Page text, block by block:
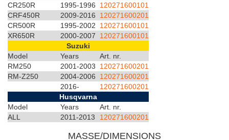
CR250R
1995-1996
120271600101
CRF450R
2009-2016
120271600201
CR500R
1995-2002
120271600101
XR650R
2000-2007
120271600101
Suzuki
Model
Years
Art. nr.
RM250
2001-2003
120271600201
RM-Z250
2004-2006
120271600201
2016-
120271600201
Husqvarna
Model
Years
Art. nr.
ALL
2011-2013 120271600201
MASSE/DIMENSIONS